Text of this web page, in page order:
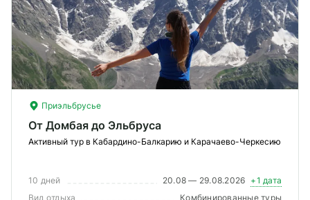
Приэльбрусье
От Домбая до Эльбруса
Активный тур в Кабардино-Балкарию и Карачаево-Черкесию
10 дней 20.08 — 29.08.2026 +1 дата
Вид отдыха
Комбинированные туры